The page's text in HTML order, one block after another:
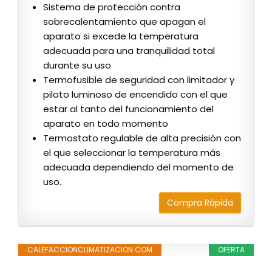
Sistema de protección contra
sobrecalentamiento que apagan el
aparato si excede la temperatura
adecuada para una tranquilidad total
durante su uso
Termofusible de seguridad con limitador y
piloto luminoso de encendido con el que
estar al tanto del funcionamiento del
aparato en todo momento
Termostato regulable de alta precisión con
el que seleccionar la temperatura más
adecuada dependiendo del momento de
uso.
Compra Rápida
OFERTA
CALEFACCIONCLIMATIZACION.COM